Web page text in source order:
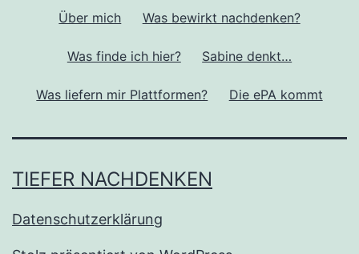
Über mich Was bewirkt nachdenken?
Was finde ich hier? Sabine denkt…
Was liefern mir Plattformen? Die ePA kommt
TIEFER NACHDENKEN
Datenschutzerklärung